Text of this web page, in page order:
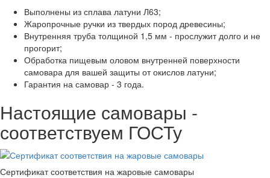
Выполнены из сплава латуни Л63;
Жаропрочные ручки из твердых пород древесины;
Внутренняя труба толщиной 1,5 мм - прослужит долго и не
прогорит;
Обработка пищевым оловом внутренней поверхности
самовара для вашей защиты от окислов латуни;
Гарантия на самовар - 3 года.
Настоящие самовары -
соответствуем ГОСТу
Сертификат соответствия на жаровые самовары